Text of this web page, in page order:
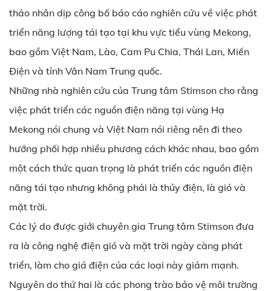
thảo nhân dịp công bố báo cáo nghiên cứu về việc phát
triển năng lượng tái tạo tại khu vực tiểu vùng Mekong,
bao gồm Việt Nam, Lào, Cam Pu Chia, Thái Lan, Miến
Điện và tỉnh Vân Nam Trung quốc.
Những nhà nghiên cứu của Trung tâm Stimson cho rằng
việc phát triển các nguồn điện năng tại vùng Hạ
Mekong nói chung và Việt Nam nói riêng nên đi theo
hướng phối hợp nhiều phương cách khác nhau, bao gồm
một cách thức quan trọng là phát triển các nguồn điện
năng tái tạo nhưng không phải là thủy điện, là gió và
mặt trời.
Các lý do được giới chuyên gia Trung tâm Stimson đưa
ra là công nghệ điện gió và mặt trời ngày càng phát
triển, làm cho giá điện của các loại này giảm mạnh.
Nguyên do thứ hai là các phong trào bảo vệ môi trường